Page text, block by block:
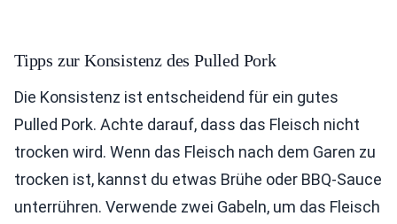
Tipps zur Konsistenz des Pulled Pork
Die Konsistenz ist entscheidend für ein gutes
Pulled Pork. Achte darauf, dass das Fleisch nicht
trocken wird. Wenn das Fleisch nach dem Garen zu
trocken ist, kannst du etwas Brühe oder BBQ-Sauce
unterrühren. Verwende zwei Gabeln, um das Fleisch